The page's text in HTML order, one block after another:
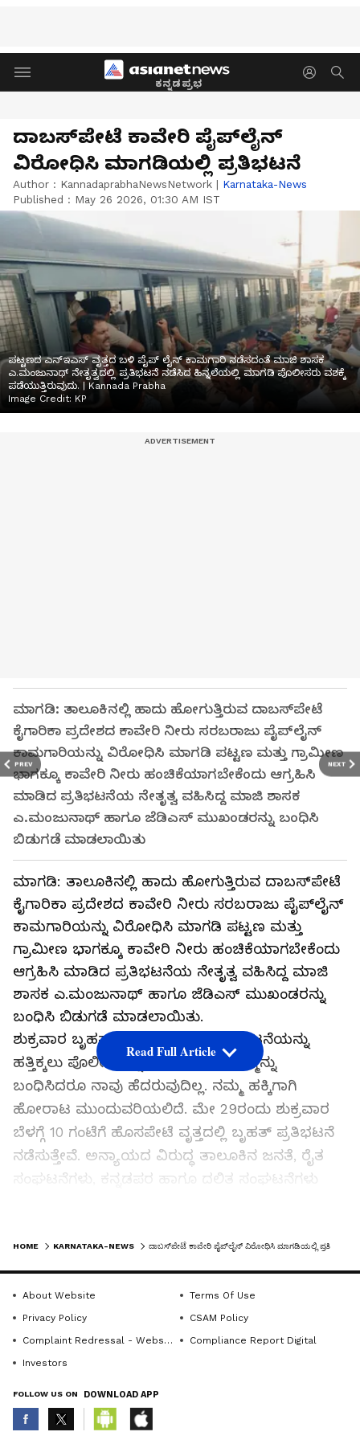
ಕನ್ನಡಪ್ರಭ
PREV NEXT
ದಾಬಸ್‌ಪೇಟೆ ಕಾವೇರಿ ಪೈಪ್‌ಲೈನ್
ವಿರೋಧಿಸಿ ಮಾಗಡಿಯಲ್ಲಿ ಪ್ರತಿಭಟನೆ
Author : KannadaprabhaNewsNetwork | Karnataka-News
Published : May 26 2026, 01:30 AM IST
ಪಟ್ಟಣದ ಎನ್ಇಎಸ್ ವೃತ್ತದ ಬಳಿ ಪೈಪ್ ಲೈನ್ ಕಾಮಗಾರಿ ನಡೆಸದಂತೆ ಮಾಜಿ ಶಾಸಕ
ಎ.ಮಂಜುನಾಥ್ ನೇತೃತ್ವದಲ್ಲಿ ಪ್ರತಿಭಟನೆ ನಡೆಸಿದ ಹಿನ್ನಲೆಯಲ್ಲಿ ಮಾಗಡಿ ಪೊಲೀಸರು ವಶಕ್ಕೆ
ಪಡೆಯುತ್ತಿರುವುದು. | Kannada Prabha
Image Credit: KP
ಮಾಗಡಿ: ತಾಲೂಕಿನಲ್ಲಿ ಹಾದು ಹೋಗುತ್ತಿರುವ ದಾಬಸ್‌ಪೇಟೆ
ಕೈಗಾರಿಕಾ ಪ್ರದೇಶದ ಕಾವೇರಿ ನೀರು ಸರಬರಾಜು ಪೈಪ್‌ಲೈನ್
ಕಾಮಗಾರಿಯನ್ನು ವಿರೋಧಿಸಿ ಮಾಗಡಿ ಪಟ್ಟಣ ಮತ್ತು ಗ್ರಾಮೀಣ
ಭಾಗಕ್ಕೂ ಕಾವೇರಿ ನೀರು ಹಂಚಿಕೆಯಾಗಬೇಕೆಂದು ಆಗ್ರಹಿಸಿ
ಮಾಡಿದ ಪ್ರತಿಭಟನೆಯ ನೇತೃತ್ವ ವಹಿಸಿದ್ದ ಮಾಜಿ ಶಾಸಕ
ಎ.ಮಂಜುನಾಥ್ ಹಾಗೂ ಜೆಡಿಎಸ್‌ ಮುಖಂಡರನ್ನು ಬಂಧಿಸಿ
ಬಿಡುಗಡೆ ಮಾಡಲಾಯಿತು
ಮಾಗಡಿ: ತಾಲೂಕಿನಲ್ಲಿ ಹಾದು ಹೋಗುತ್ತಿರುವ ದಾಬಸ್‌ಪೇಟೆ
ಕೈಗಾರಿಕಾ ಪ್ರದೇಶದ ಕಾವೇರಿ ನೀರು ಸರಬರಾಜು ಪೈಪ್‌ಲೈನ್
ಕಾಮಗಾರಿಯನ್ನು ವಿರೋಧಿಸಿ ಮಾಗಡಿ ಪಟ್ಟಣ ಮತ್ತು
ಗ್ರಾಮೀಣ ಭಾಗಕ್ಕೂ ಕಾವೇರಿ ನೀರು ಹಂಚಿಕೆಯಾಗಬೇಕೆಂದು
ಆಗ್ರಹಿಸಿ ಮಾಡಿದ ಪ್ರತಿಭಟನೆಯ ನೇತೃತ್ವ ವಹಿಸಿದ್ದ ಮಾಜಿ
ಶಾಸಕ ಎ.ಮಂಜುನಾಥ್ ಹಾಗೂ ಜೆಡಿಎಸ್‌ ಮುಖಂಡರನ್ನು
ಬಂಧಿಸಿ ಬಿಡುಗಡೆ ಮಾಡಲಾಯಿತು.
ಶುಕ್ರವಾರ ಬೃಹತ್ ಪ್ರತಿಭಟನೆಗೆ ಕರೆ: ಪ್ರತಿಭಟನೆಯನ್ನು
ಹತ್ತಿಕ್ಕಲು ಪೊಲೀಸರನ್ನು ಬಳಸಿಕೊಂಡು ನಮ್ಮನ್ನು
ಬಂಧಿಸಿದರೂ ನಾವು ಹೆದರುವುದಿಲ್ಲ. ನಮ್ಮ ಹಕ್ಕಿಗಾಗಿ
ಹೋರಾಟ ಮುಂದುವರಿಯಲಿದೆ. ಮೇ 29ರಂದು ಶುಕ್ರವಾರ
ಬೆಳಗ್ಗೆ 10 ಗಂಟೆಗೆ ಹೊಸಪೇಟೆ ವೃತ್ತದಲ್ಲಿ ಬೃಹತ್ ಪ್ರತಿಭಟನೆ
ನಡೆಸುತ್ತೇವೆ. ಅನ್ಯಾಯದ ವಿರುದ್ಧ ತಾಲೂಕಿನ ಜನತೆ, ರೈತ
ಸಂಘಟನೆಗಳು, ಕನ್ನಡಪರ ಹಾಗೂ ದಲಿತ ಸಂಘಟನೆಗಳು
ಸೋಮವಾರ ಬೆಳಗ್ಗೆ ಪಟ್ಟಣದ ಎನ್ಇಎಸ್ ವೃತ್ತದ ಬಳಿ
ಪೈಪ್‌ಲೈನ್ ಕಾಮಗಾರಿ ನಡೆಸಲು ಜೆಸಿಬಿ ಹಾಗೂ ಲಾರಿಗಳು
ಬರುತ್ತಿದ್ದಂತೆ ಜೆಡಿಎಸ್ ಕಾರ್ಯಕರ್ತರು ಸ್ಥಳೀಯರು ತೀವ್ರ
ವಿರೋಧ ವ್ಯಕ್ತಪಡಿಸಿದರು. ಸ್ಥಳಕ್ಕೆ ಮಾಜಿ ಶಾಸಕ
ಎ.ಮಂಜುನಾಥ್ ಆಗಮಿಸಿ ಕೆಐಆರ್‌ಇಡಿ ಅಧಿಕಾರಿಗಳಿಗೆ
ಮಾಡಬಾರದು ಎಂದು ಅಧಿಕಾರಿಗಳ ವಿರುದ್ಧ ಆಕ್ರೋಶ
ವ್ಯಕ್ತಪಡಿಸಿದರು.
Read Full Article
HOME KARNATAKA-NEWS
About Website
Terms Of Use
Privacy Policy
CSAM Policy
Complaint Redressal - Website
Compliance Report Digital
Investors
FOLLOW US ON DOWNLOAD APP